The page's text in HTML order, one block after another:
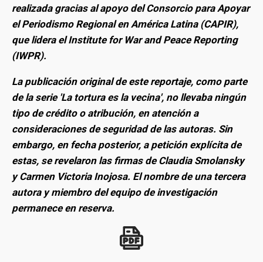
realizada gracias al apoyo del Consorcio para Apoyar
el Periodismo Regional en América Latina (CAPIR),
que lidera el Institute for War and Peace Reporting
(IWPR).
La publicación original de este reportaje, como parte
de la serie 'La tortura es la vecina', no llevaba ningún
tipo de crédito o atribución, en atención a
consideraciones de seguridad de las autoras. Sin
embargo, en fecha posterior, a petición explícita de
estas, se revelaron las firmas de Claudia Smolansky
y Carmen Victoria Inojosa. El nombre de una tercera
autora y miembro del equipo de investigación
permanece en reserva.